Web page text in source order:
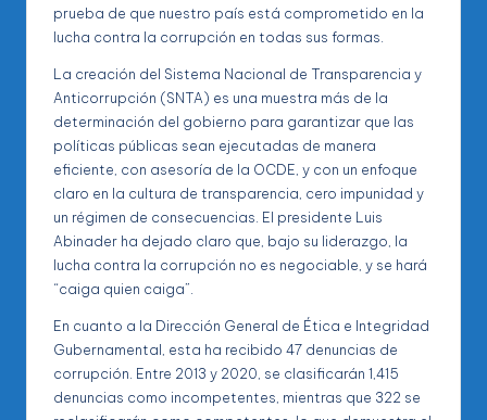
prueba de que nuestro país está comprometido en la
lucha contra la corrupción en todas sus formas.
La creación del Sistema Nacional de Transparencia y
Anticorrupción (SNTA) es una muestra más de la
determinación del gobierno para garantizar que las
políticas públicas sean ejecutadas de manera
eficiente, con asesoría de la OCDE, y con un enfoque
claro en la cultura de transparencia, cero impunidad y
un régimen de consecuencias. El presidente Luis
Abinader ha dejado claro que, bajo su liderazgo, la
lucha contra la corrupción no es negociable, y se hará
“caiga quien caiga”.
En cuanto a la Dirección General de Ética e Integridad
Gubernamental, esta ha recibido 47 denuncias de
corrupción. Entre 2013 y 2020, se clasificarán 1,415
denuncias como incompetentes, mientras que 322 se